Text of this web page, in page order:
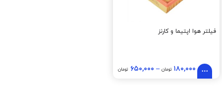
فیلتر هوا اپتیما و کارنز
۱۸۰,۰۰۰ تومان– ۶۵۰,۰۰۰ تومان